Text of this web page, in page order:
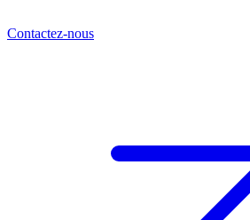
Contactez-nous